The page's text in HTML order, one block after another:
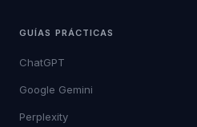
GUÍAS PRÁCTICAS
ChatGPT
Google Gemini
Perplexity